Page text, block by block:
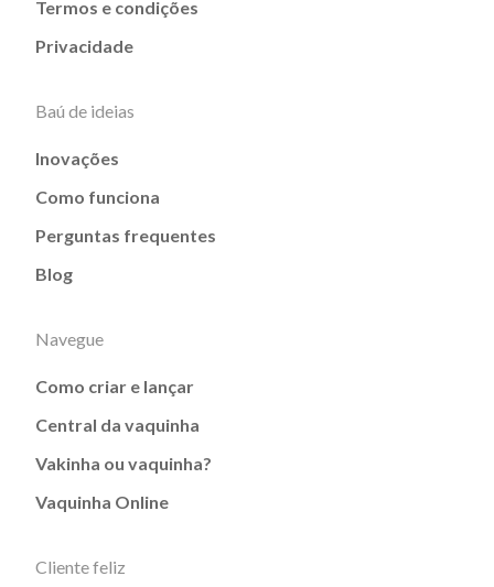
Termos e condições
Privacidade
Baú de ideias
Inovações
Como funciona
Perguntas frequentes
Blog
Navegue
Como criar e lançar
Central da vaquinha
Vakinha ou vaquinha?
Vaquinha Online
Cliente feliz